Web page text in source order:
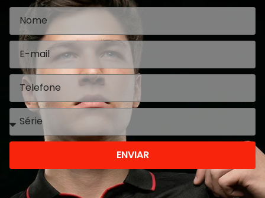
ENVIAR